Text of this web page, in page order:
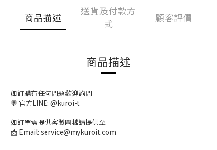
商品描述
送貨及付款方
式
顧客評價
商品描述
如訂購有任何問題歡迎詢問
💬 官方LINE: @kuroi-t
如訂單需提供客製圖檔請提供至
📩 Email: service@mykuroit.com